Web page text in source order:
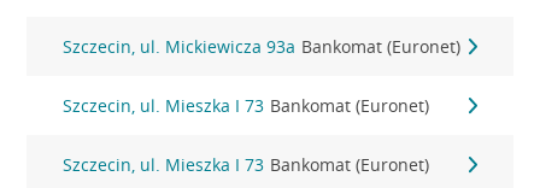
Szczecin, ul. Mickiewicza 93a Bankomat (Euronet)
Szczecin, ul. Mieszka I 73 Bankomat (Euronet)
Szczecin, ul. Mieszka I 73 Bankomat (Euronet)